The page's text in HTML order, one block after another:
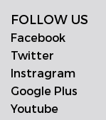
FOLLOW US
Facebook
Twitter
Instragram
Google Plus
Youtube